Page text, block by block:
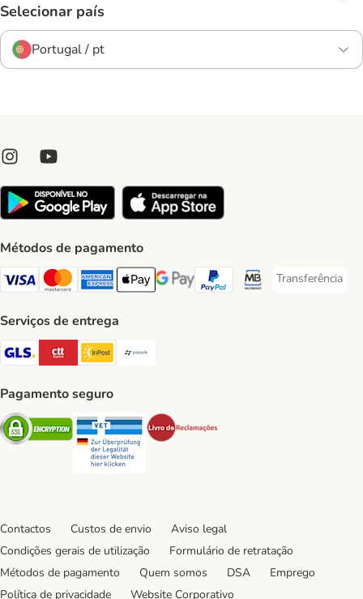
Selecionar país
Portugal / pt
Métodos de pagamento
Visa Payment Method
Mastercard Payment Method
American Express Payment Method
Apple Pay Payment Method
Google Pay Payment Method
PayPal Payment Method
Multibanco Payment
Transferência
Transferência
Serviços de entrega
GLS Shipping Method
CTTExpress Shipping Method
InPost Shipping Method
Pagamento seguro
Security Security
Contactos Custos de envio
Aviso legal
Condições gerais de utilização
Formulário de retratação
Métodos de pagamento
Quem somos DSA
Emprego
Política de privacidade
Website Corporativo